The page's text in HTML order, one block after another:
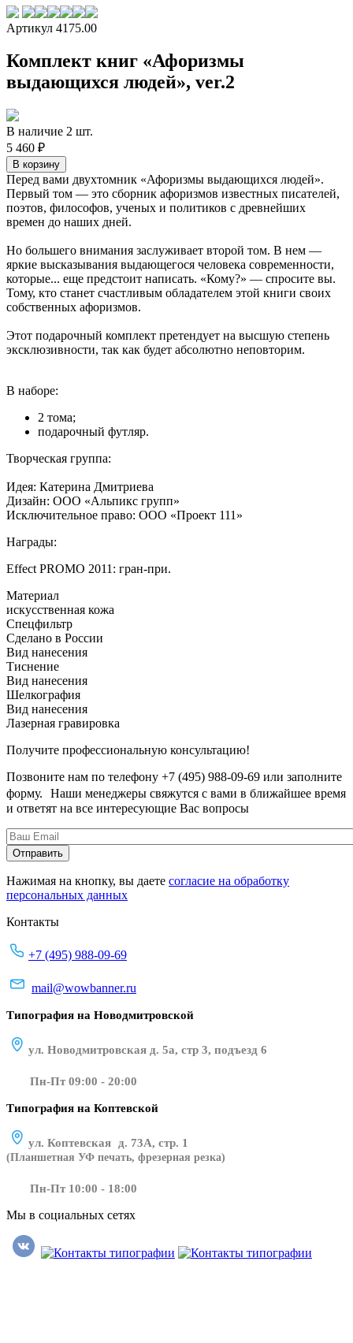
Артикул 4175.00
Комплект книг «Афоризмы
выдающихся людей», ver.2
В наличие 2 шт.
5 460 ₽
Перед вами двухтомник «Афоризмы выдающихся людей».
Первый том — это сборник афоризмов известных писателей,
поэтов, философов, ученых и политиков с древнейших
времен до наших дней.
Но большего внимания заслуживает второй том. В нем —
яркие высказывания выдающегося человека современности,
которые... еще предстоит написать. «Кому?» — спросите вы.
Тому, кто станет счастливым обладателем этой книги своих
собственных афоризмов.
Этот подарочный комплект претендует на высшую степень
эксклюзивности, так как будет абсолютно неповторим.
В наборе:
2 тома;
подарочный футляр.
Творческая группа:
Идея: Катерина Дмитриева
Дизайн: ООО «Альпикс групп»
Исключительное право: ООО «Проект 111»
Награды:
Effect PROMO 2011: гран-при.
Материал
искусственная кожа
Спецфильтр
Сделано в России
Вид нанесения
Тиснение
Вид нанесения
Шелкография
Вид нанесения
Лазерная гравировка
Получите профессиональную консультацию!
Позвоните нам по телефону +7 (495) 988-09-69 или заполните
форму. Наши менеджеры свяжутся с вами в ближайшее время
и ответят на все интересующие Вас вопросы
Нажимая на кнопку, вы даете согласие на обработку
персональных данных
Контакты
+7 (495) 988-09-69
mail@wowbanner.ru
Типография на Новодмитровской
ул. Новодмитровская д. 5а, стр 3, подъезд 6
Пн-Пт 09:00 - 20:00
Типография на Коптевской
ул. Коптевская д. 73А, стр. 1
(Планшетная УФ печать, фрезерная резка)
Пн-Пт 10:00 - 18:00
Мы в социальных сетях